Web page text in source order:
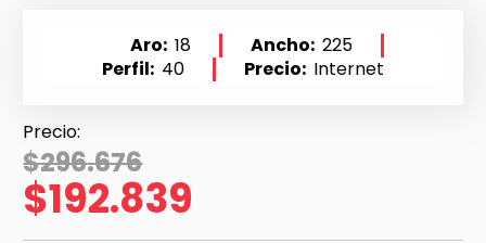
Aro 18 Ancho 225
Perfil 40 Precio Internet
$296.676
$192.839